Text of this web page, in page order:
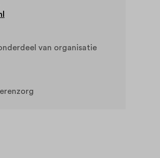
van organisatie